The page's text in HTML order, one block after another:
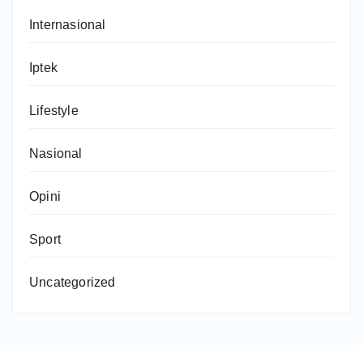
Internasional
Iptek
Lifestyle
Nasional
Opini
Sport
Uncategorized